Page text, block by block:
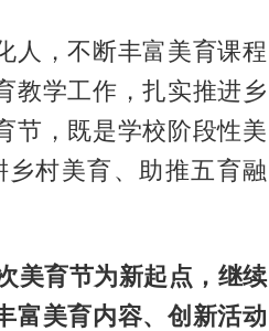
人，不断丰富美育课程
教学工作，扎实推进乡
节，既是学校阶段性美
村美育、助推五育融
美育节为新起点，继续
富美育内容、创新活动